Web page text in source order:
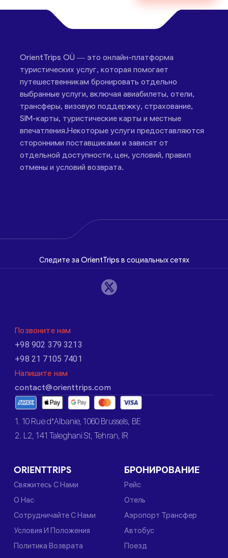
OrientTrips OÜ — это онлайн-платформа
туристических услуг, которая помогает
путешественникам бронировать отдельно
выбранные услуги, включая авиабилеты, отели,
трансферы, визовую поддержку, страхование,
SIM-карты, туристические карты и местные
впечатления.Некоторые услуги предоставляются
сторонними поставщиками и зависят от
отдельной доступности, цен, условий, правил
отмены и условий возврата.
Следите за OrientTrips в социальных сетях
Позвоните нам
+98 902 379 3213
+98 21 7105 7401
Напишите нам
contact@orienttrips.com
1. 10 Rue d’Albanie, 1060 Brussels, BE
2. L2, 141 Taleghani St, Tehran, IR
ORIENTTRIPS
Свяжитесь С Нами
О Нас
Сотрудничайте С Нами
Условия И Положения
Политика Возврата
БРОНИРОВАНИЕ
Рейс
Отель
Аэропорт Трансфер
Автобус
Поезд